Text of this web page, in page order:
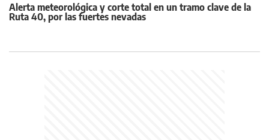
Alerta meteorológica y corte total en un tramo clave de la
Ruta 40, por las fuertes nevadas